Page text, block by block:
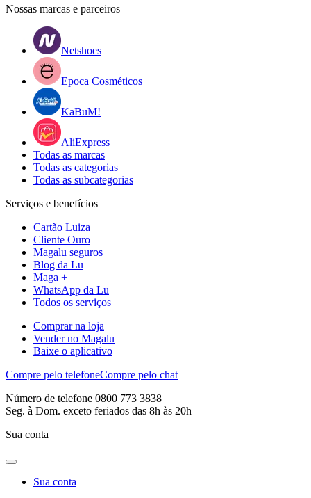
Nossas marcas e parceiros
Netshoes
Epoca Cosméticos
KaBuM!
AliExpress
Todas as marcas
Todas as categorias
Todas as subcategorias
Serviços e benefícios
Cartão Luiza
Cliente Ouro
Magalu seguros
Blog da Lu
Maga +
WhatsApp da Lu
Todos os serviços
Comprar na loja
Vender no Magalu
Baixe o aplicativo
Compre pelo telefoneCompre pelo chat
Número de telefone 0800 773 3838
Seg. à Dom. exceto feriados das 8h às 20h
Sua conta
Sua conta